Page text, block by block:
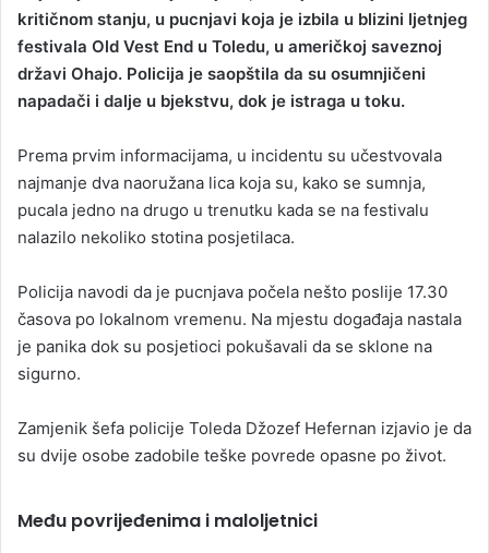
kritičnom stanju, u pucnjavi koja je izbila u blizini ljetnjeg
festivala Old Vest End u Toledu, u američkoj saveznoj
državi Ohajo. Policija je saopštila da su osumnjičeni
napadači i dalje u bjekstvu, dok je istraga u toku.
Prema prvim informacijama, u incidentu su učestvovala
najmanje dva naoružana lica koja su, kako se sumnja,
pucala jedno na drugo u trenutku kada se na festivalu
nalazilo nekoliko stotina posjetilaca.
Policija navodi da je pucnjava počela nešto poslije 17.30
časova po lokalnom vremenu. Na mjestu događaja nastala
je panika dok su posjetioci pokušavali da se sklone na
sigurno.
Zamjenik šefa policije Toleda Džozef Hefernan izjavio je da
su dvije osobe zadobile teške povrede opasne po život.
Među povrijeđenima i maloljetnici